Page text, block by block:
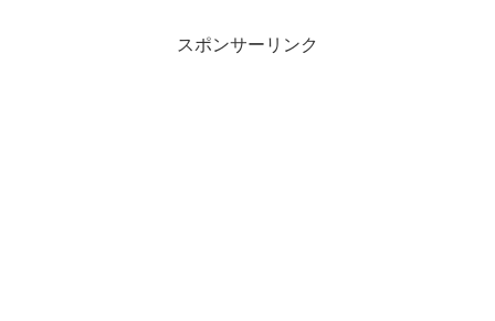
スポンサーリンク